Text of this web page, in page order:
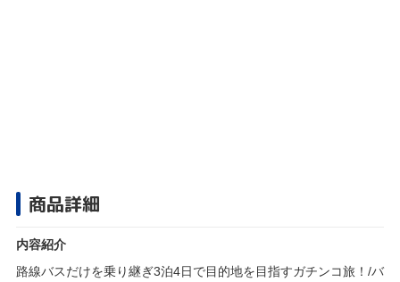
商品詳細
内容紹介
路線バスだけを乗り継ぎ3泊4日で目的地を目指すガチンコ旅！/バ